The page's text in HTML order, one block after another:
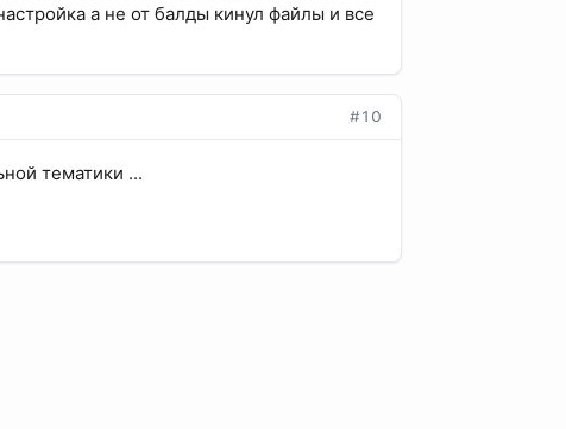
а не от балды кинул файлы и все
#10
тематики ...